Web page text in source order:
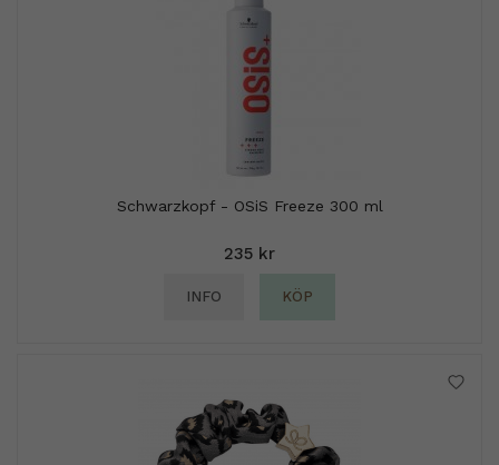
Schwarzkopf - OSiS Freeze 300 ml
235 kr
INFO KÖP